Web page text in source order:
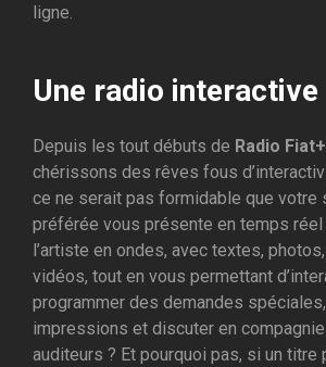
ligne.
Une radio interactive
Depuis les tout débuts de Radio
chérissons des rêves fous
ce ne serait pas formidable que votre
préférée vous présente en temps
l’artiste en ondes, avec textes,
vidéos, tout en vous permettant
programmer des demandes
impressions et discuter en
auditeurs ? Et pourquoi pas, si un titre